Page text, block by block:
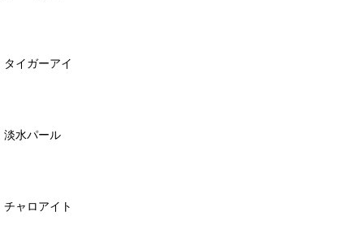
タイガーアイ
淡水パール
チャロアイト